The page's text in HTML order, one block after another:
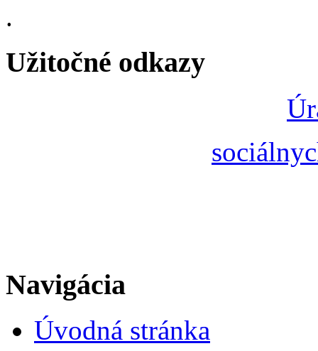
.
Užitočné odkazy
Navigácia
Úvodná stránka